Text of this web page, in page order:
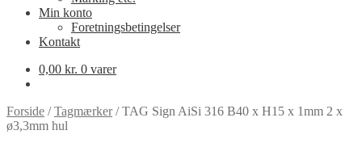
Min konto
Foretningsbetingelser
Kontakt
0,00 kr. 0 varer
Forside /Tagmærker/TAG Sign AiSi 316 B40 x H15 x 1mm 2 x
ø3,3mm hul